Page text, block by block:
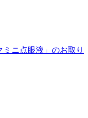
ニ点眼液」のお取り